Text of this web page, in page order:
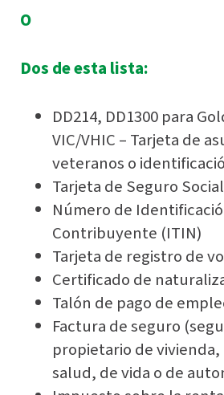
O
Dos de esta lista:
DD214, DD1300 para
VIC/VHIC – Tarjeta de
veteranos o
Tarjeta de Seguro Social
Número de
Contribuyente (ITIN)
Tarjeta de registro de
Certificado de
Talón de pago de
Factura de seguro
propietario de
salud, de vida o de